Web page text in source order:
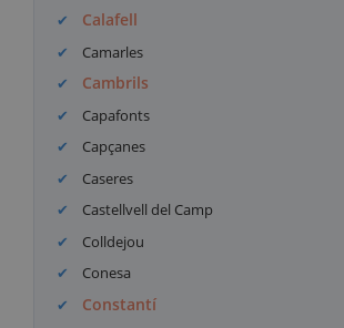
Calafell
Camarles
Cambrils
Capafonts
Capçanes
Caseres
Castellvell del Camp
Colldejou
Conesa
Constantí